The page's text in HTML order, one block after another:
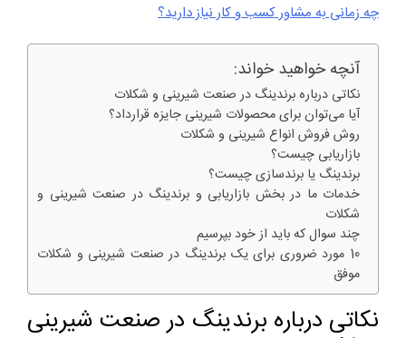
چه زمانی به مشاور کسب و کار نیاز دارید؟
آنچه خواهید خواند:
نکاتی درباره برندینگ در صنعت شیرینی و شکلات
آیا می‌توان برای محصولات شیرینی جایزه قرارداد؟
روش فروش انواع شیرینی و شکلات
بازاریابی چیست؟
برندینگ یا برندسازی چیست؟
خدمات ما در بخش بازاریابی و برندینگ در صنعت شیرینی و
شکلات
چند سوال که باید از خود بپرسیم
10 مورد ضروری برای یک برندینگ در صنعت شیرینی و شکلات
موفق
نکاتی درباره برندینگ در صنعت شیرینی